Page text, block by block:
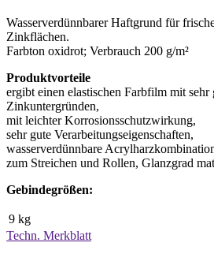
Wasserverdünnbarer Haftgrund für
Zinkflächen.
Farbton oxidrot; Verbrauch 200 g/m²
Produktvorteile
ergibt einen elastischen Farbfilm mit
Zinkuntergründen,
mit leichter Korrosionsschutzwirkung,
sehr gute Verarbeitungseigenschaften,
wasserverdünnbare
zum Streichen und Rollen, Glanzgrad
Gebindegrößen:
9 kg
Techn. Merkblatt